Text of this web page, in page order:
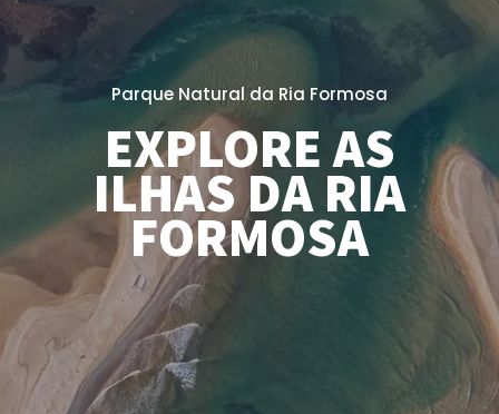
Parque Natural da Ria Formosa
EXPLORE AS
ILHAS DA RIA
FORMOSA